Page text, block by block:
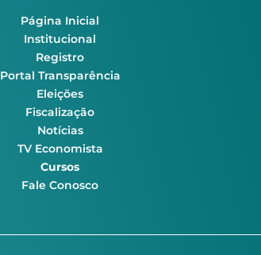
Página Inicial
Institucional
Registro
Portal Transparência
Eleições
Fiscalização
Notícias
TV Economista
Cursos
Fale Conosco